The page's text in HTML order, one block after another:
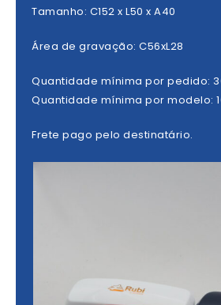
Tamanho: C152 x L50 x A40
Área de gravação: C56xL28
Quantidade mínima por pedido:
Quantidade mínima por modelo:
Frete pago pelo destinatário.